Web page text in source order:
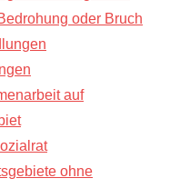
oder Bruch
auf
ohne